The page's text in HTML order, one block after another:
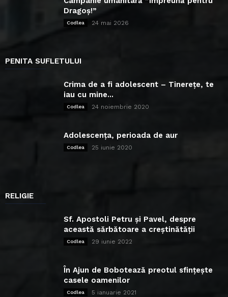
Dragoș!”
Codlea 24 mai 2026
PENITA SUFLETULUI
Crima de a fi adolescent – Tinerețe, te
iau cu mine...
Codlea 24 noiembrie 2020
Adolescența, perioada de aur
Codlea 25 iunie 2020
RELIGIE
Sf. Apostoli Petru și Pavel, despre
această sărbătoare a creștinătății
Codlea 29 iunie 2022
În Ajun de Bobotează preotul sfințește
casele oamenilor
Codlea 5 ianuarie 2021